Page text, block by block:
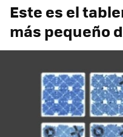
Este es el
más pequeño